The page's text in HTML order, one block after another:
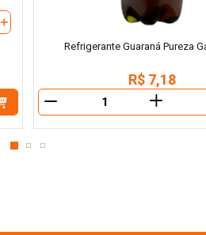
Refrigerante Guaraná Pureza
R$ 7,18
＋